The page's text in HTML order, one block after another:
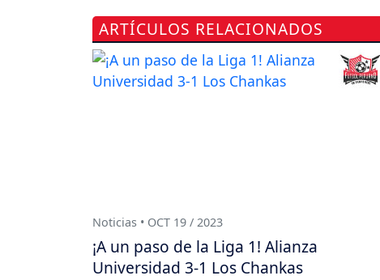
ARTÍCULOS RELACIONADOS
Noticias • OCT 19 / 2023
¡A un paso de la Liga 1! Alianza
Universidad 3-1 Los Chankas